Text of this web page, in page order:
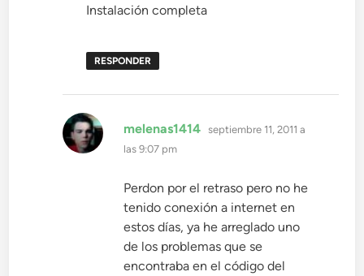
Instalación completa
RESPONDER
melenas1414 dice:
septiembre 11, 2011 a
las 9:07 pm
Perdon por el retraso pero no he
tenido conexión a internet en
estos días, ya he arreglado uno
de los problemas que se
encontraba en el código del